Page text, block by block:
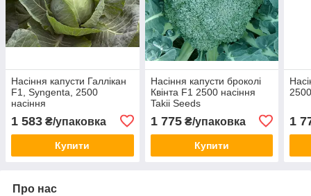
Насіння капусти Галлікан
F1, Syngenta, 2500
насіння
1 583 ₴/упаковка
Купити
Насіння капусти броколі
Квінта F1 2500 насіння
Takii Seeds
1 775₴/упаковка
Купити
1
Про нас